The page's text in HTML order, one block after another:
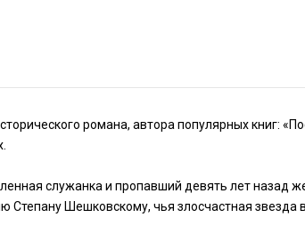
романа, автора популярных книг:
служанка и пропавший девять лет назад
Шешковскому, чья злосчастная звезда